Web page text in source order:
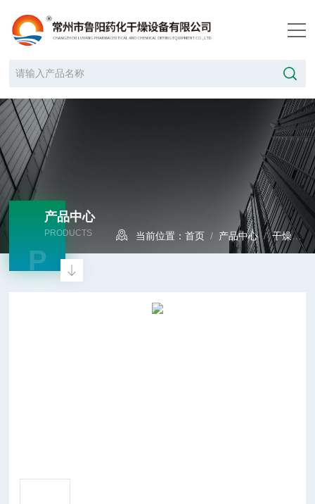
产品中心
PRODUCTS
P
当前位置：首页 / 产品中心/干燥设备